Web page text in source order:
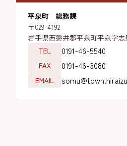
平泉町 総務課
〒029-4192
岩手県西磐井郡平泉町平泉字志
TEL
0191-46-5540
FAX 0191-46-3080
EMAIL